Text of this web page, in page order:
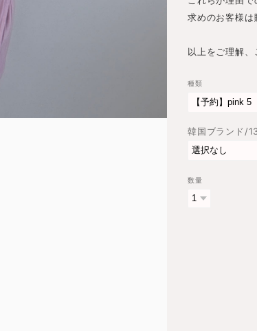
求めのお客様は
以上をご理解、
種類
韓国ブランド/
数量